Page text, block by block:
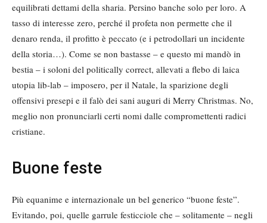
equilibrati dettami della sharia. Persino banche solo per loro. A
tasso di interesse zero, perché il profeta non permette che il
denaro renda, il profitto è peccato (e i petrodollari un incidente
della storia…). Come se non bastasse – e questo mi mandò in
bestia – i soloni del politically correct, allevati a flebo di laica
utopia lib-lab – imposero, per il Natale, la sparizione degli
offensivi presepi e il falò dei sani auguri di Merry Christmas. No,
meglio non pronunciarli certi nomi dalle compromettenti radici
cristiane.
Buone feste
Più equanime e internazionale un bel generico “buone feste”.
Evitando, poi, quelle garrule festicciole che – solitamente – negli